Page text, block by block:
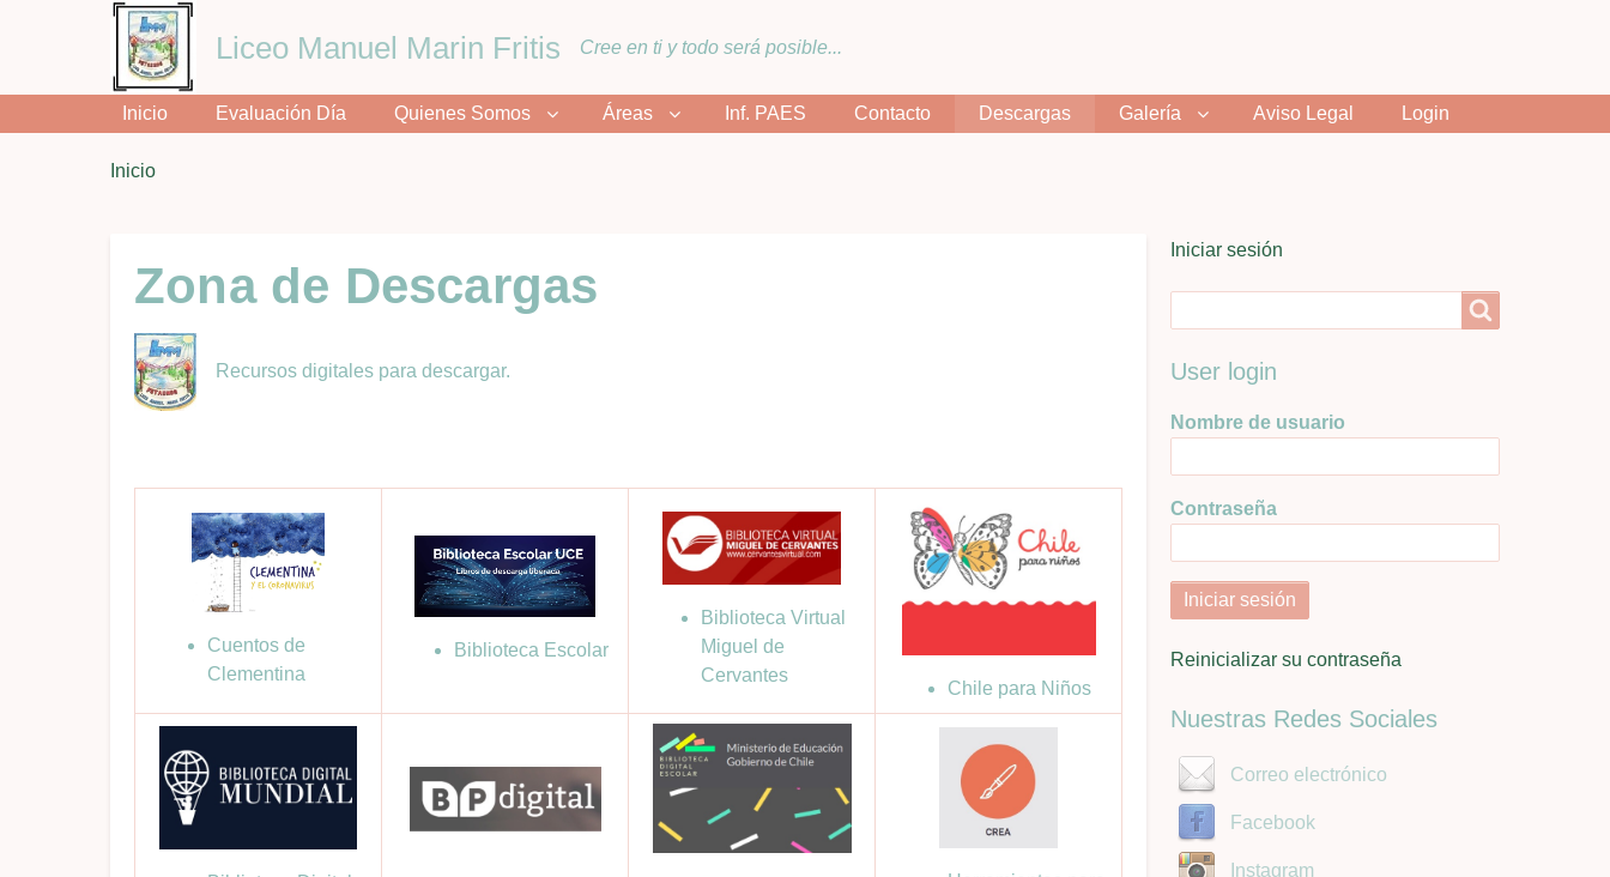
Liceo Manuel Marin Fritis Cree en ti y todo será posible...
Inicio Evaluación Día Quienes Somos Áreas Inf. PAES Contacto Descargas Galería Aviso Legal Login
Breadcrumbs
You
Inicio
Zona de Descargas
Recursos digitales para descargar.
Cuentos de
Clementina
Biblioteca Escolar
Biblioteca Virtual
Miguel de
Cervantes
Chile para Niños
User
menu
Iniciar sesión
User login
Nombre de usuario
Contraseña
Reinicializar su contraseña
Nuestras Redes Sociales
Correo electrónico
Facebook
Instagram